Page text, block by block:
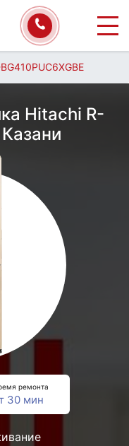
Hitachi R-
ремонта
30 мин